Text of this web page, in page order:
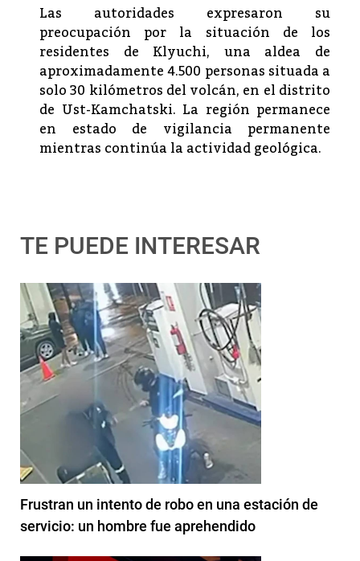
Las autoridades expresaron su
preocupación por la situación de los
residentes de Klyuchi, una aldea de
aproximadamente 4.500 personas situada a
solo 30 kilómetros del volcán, en el distrito
de Ust-Kamchatski. La región permanece
en estado de vigilancia permanente
mientras continúa la actividad geológica.
TE PUEDE INTERESAR
Frustran un intento de robo en una estación de
servicio: un hombre fue aprehendido